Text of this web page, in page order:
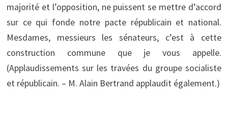
majorité et l’opposition, ne puissent se mettre d’accord
sur ce qui fonde notre pacte républicain et national.
Mesdames, messieurs les sénateurs, c’est à cette
construction commune que je vous appelle.
(Applaudissements sur les travées du groupe socialiste
et républicain. – M. Alain Bertrand applaudit également.)